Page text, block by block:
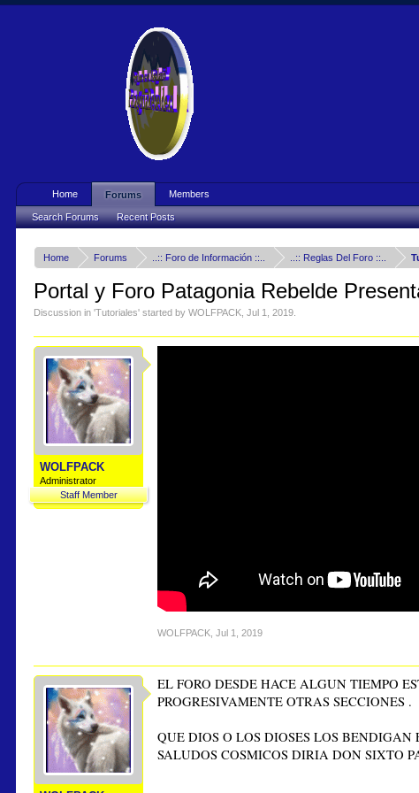
Home Forums ..:: Foro de Información ::.. ..:: Reglas Del Foro ::..
Portal y Foro Patagonia Rebelde
Discussion in 'Tutoriales' started byWOLFPACK ,Jul 1, 2019
WOLFPACK
Administrator
Staff Member
WOLFPACK Jul 1, 2019
EL FORO DESDE HACE ALGUN TIEMPO
PROGRESIVAMENTE OTRAS SECCIONES .
QUE DIOS O LOS DIOSES LOS
SALUDOS COSMICOS DIRIA DON SIXTO
Home Forums
Search Forums Recent Posts
Members